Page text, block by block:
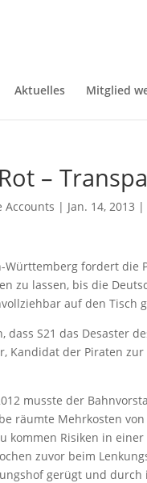
Aktuelles Mitglied
–
Accounts | Jan. 14, 2013
Württemberg fordert
zu lassen, bis die
auf den Tisch
dass S21 das Desaster
Kandidat der Piraten
musste der
räumte Mehrkosten
kommen Risiken in
zuvor beim
gerügt und